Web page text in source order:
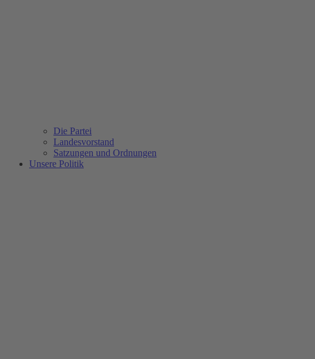
Die Partei
Landesvorstand
Satzungen und Ordnungen
Unsere Politik